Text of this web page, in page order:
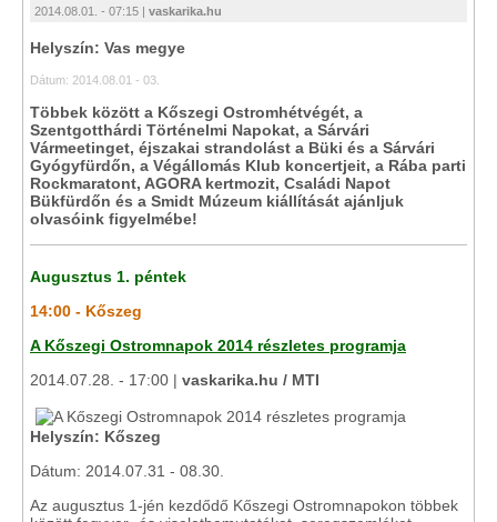
2014.08.01. - 07:15 | vaskarika.hu
Helyszín: Vas megye
Dátum: 2014.08.01 - 03.
Többek között a Kőszegi Ostromhétvégét, a
Szentgotthárdi Történelmi Napokat, a Sárvári
Vármeetinget, éjszakai strandolást a Büki és a Sárvári
Gyógyfürdőn, a Végállomás Klub koncertjeit, a Rába parti
Rockmaratont, AGORA kertmozit, Családi Napot
Bükfürdőn és a Smidt Múzeum kiállítását ajánljuk
olvasóink figyelmébe!
Augusztus 1. péntek
14:00 - Kőszeg
A Kőszegi Ostromnapok 2014 részletes programja
2014.07.28. - 17:00 | vaskarika.hu / MTI
Helyszín: Kőszeg
Dátum: 2014.07.31 - 08.30.
Az augusztus 1-jén kezdődő Kőszegi Ostromnapokon többek